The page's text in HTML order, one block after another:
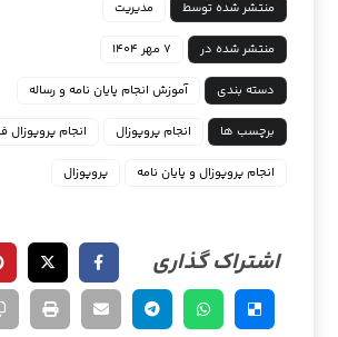
منتشر شده توسط مدیریت
منتشر شده در ۷ مهر ۱۴۰۴
دسته بندی آموزش انجام پایان نامه و رساله
برچسب ها انجام پروپوزال انجام پروپوزال
انجام پروپوزال و پایان نامه پروپوزال